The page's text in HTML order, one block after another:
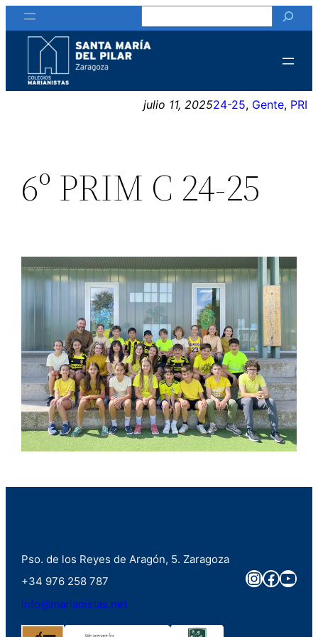
Saltar
al
contenido
julio 11, 202524-25, Gente, PRI
6º PRIM C 24-25
Pso. de los Reyes de Aragón, 5. Zaragoza
+34 976 258 787
info@marianistas.net